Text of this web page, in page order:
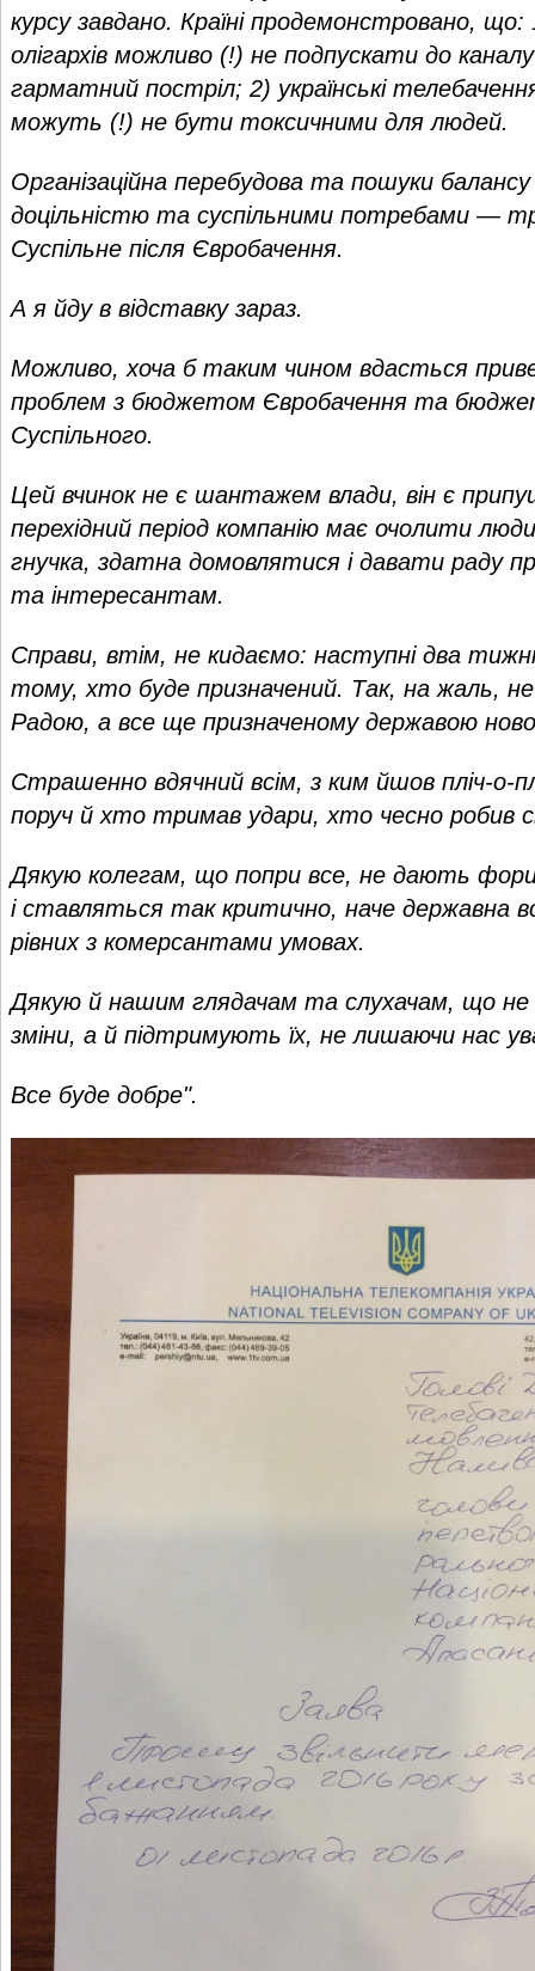
курсу завдано. Країні продемонстровано, що:
олігархів можливо (!) не подпускати до
гарматний постріл; 2) українські
можуть (!) не бути токсичними для людей.
Організаційна перебудова та пошуки
доцільністю та суспільними потребами —
Суспільне після Євробачення.
А я йду в відставку зараз.
Можливо, хоча б таким чином вдасться
проблем з бюджетом Євробачення та
Суспільного.
Цей вчинок не є шантажем влади, він є
перехідний період компанію має очолити
гнучка, здатна домовлятися і давати раду
та інтересантам.
Справи, втім, не кидаємо: наступні два
тому, хто буде призначений. Так, на жаль,
Радою, а все ще призначеному державою
Страшенно вдячний всім, з ким йшов пліч-о-
поруч й хто тримав удари, хто чесно робив
Дякую колегам, що попри все, не дають
і ставляться так критично, наче державна
рівних з комерсантами умовах.
Дякую й нашим глядачам та слухачам, що не
зміни, а й підтримують їх, не лишаючи нас
Все буде добре".